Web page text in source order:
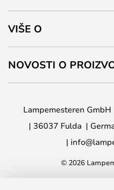
VIŠE O
NOVOSTI O
Lampemesteren GmbH
36037 Fulda
© 2026